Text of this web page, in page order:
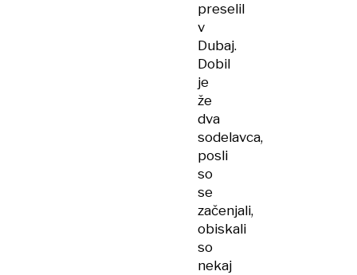
preselil
v
Dubaj.
Dobil
je
že
dva
sodelavca,
posli
so
se
začenjali,
obiskali
so
nekaj